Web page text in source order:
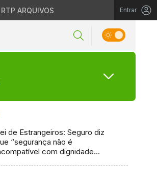
RTP ARQUIVOS Entrar
de Estrangeiros: Seguro diz
“segurança não é
com dignidade